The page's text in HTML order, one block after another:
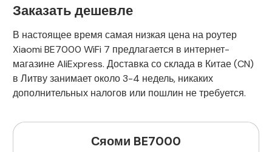
Заказать дешевле
В настоящее время самая низкая цена на роутер
Xiaomi BE7000 WiFi 7 предлагается в интернет-
магазине AliExpress. Доставка со склада в Китае (CN)
в Литву занимает около 3-4 недель, никаких
дополнительных налогов или пошлин не требуется.
Сяоми BE7000